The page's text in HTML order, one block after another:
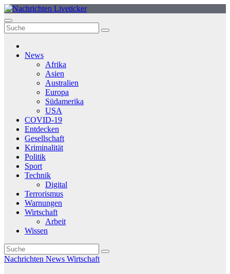
Zum
Inhalt
springen
News
Afrika
Asien
Australien
Europa
Südamerika
USA
COVID-19
Entdecken
Gesellschaft
Kriminalität
Politik
Sport
Technik
Digital
Terrorismus
Warnungen
Wirtschaft
Arbeit
Wissen
Nachrichten News Wirtschaft